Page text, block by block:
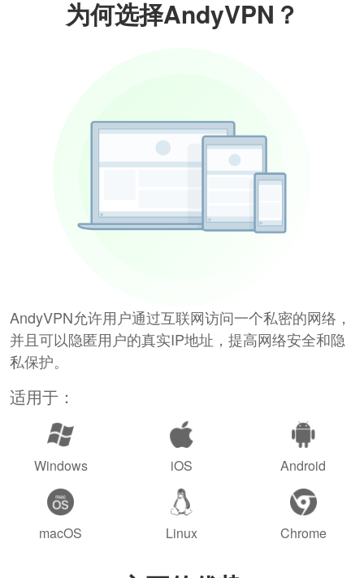
为何选择AndyVPN？
AndyVPN允许用户通过互联网访问一个私密的网络，
并且可以隐匿用户的真实IP地址，提高网络安全和隐
私保护。
适用于：
Windows iOS Android
macOS Linux Chrome